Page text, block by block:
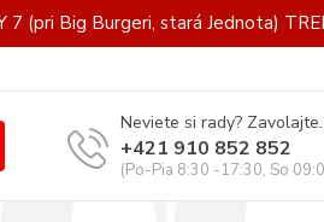
7 (pri Big Burgeri, stará Jednota)
Neviete si rady? Zavolajte.
+421 910 852 852
(Po-Pia 8:30 -17:30, So